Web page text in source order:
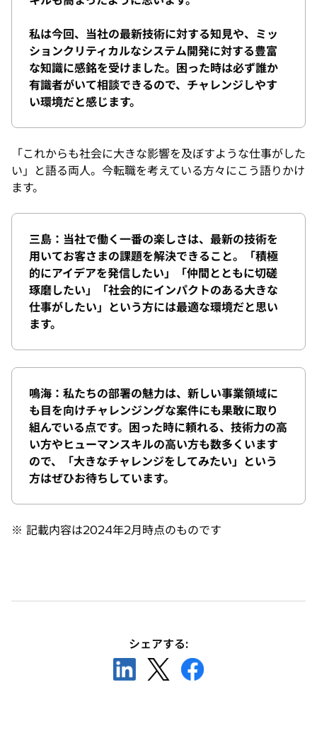
私は今回、当社の最新技術に対する知見や、ミッ
ションクリティカルなシステム開発に対する豊富
な知識に感銘を受けました。困った時は必ず誰か
有識者がいて相談できるので、チャレンジしやす
い環境だと感じます。
「これからも社会に大きな影響を及ぼすような仕事がした
い」と語る両人。今転職を考えている方々にこう語りかけ
ます。
三島：当社で働く一番の楽しさは、最新の技術を
用いてお客さまの課題を解決できること。「積極
的にアイデアを発信したい」「仲間とともに切磋
琢磨したい」「社会的にインパクトのある大きな
仕事がしたい」という方には最適な環境だと思い
ます。
鳴海：私たちの部署の魅力は、新しい事業領域に
も目を向けチャレンジングな案件にも果敢に取り
組んでいる点です。困った時に頼れる、技術力の高
い方やヒューマンスキルの高い方も数多くいます
ので、「大きなチャレンジをしてみたい」という
方はぜひお待ちしています。
※ 記載内容は2024年2月時点のものです
シェアする:
し
し
新